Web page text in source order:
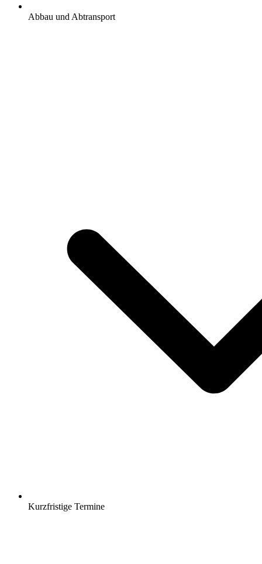
Abbau und Abtransport
Kurzfristige Termine